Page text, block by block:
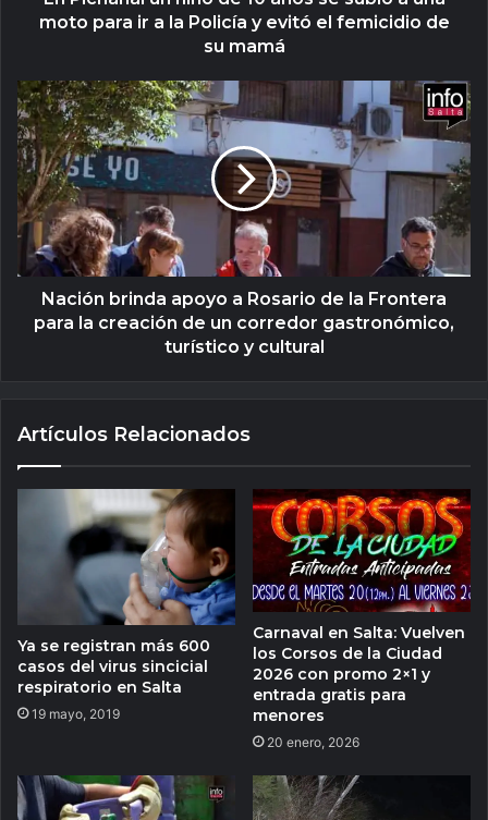
moto para ir a la Policía y evitó el femicidio de
su mamá
Nación brinda apoyo a Rosario de la Frontera
para la creación de un corredor gastronómico,
turístico y cultural
Artículos Relacionados
Ya se registran más 600
casos del virus sincicial
respiratorio en Salta
19 mayo, 2019
Carnaval en Salta: Vuelven
los Corsos de la Ciudad
2026 con promo 2×1 y
entrada gratis para
menores
20 enero, 2026